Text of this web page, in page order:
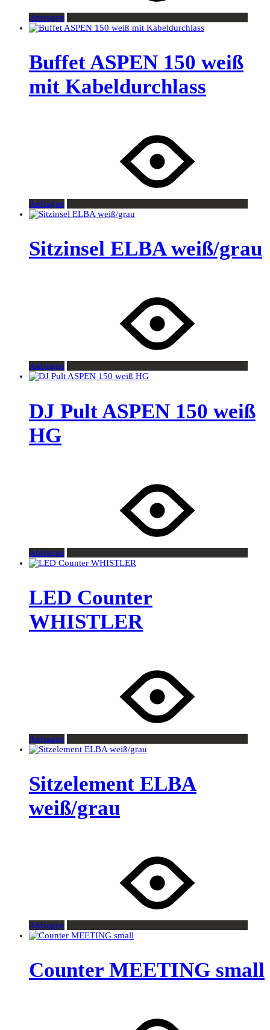
Anfragen
Buffet ASPEN 150 weiß
mit Kabeldurchlass
Anfragen
Sitzinsel ELBA weiß/grau
Anfragen
DJ Pult ASPEN 150 weiß
HG
Anfragen
LED Counter
WHISTLER
Anfragen
Sitzelement ELBA
weiß/grau
Anfragen
Counter MEETING small